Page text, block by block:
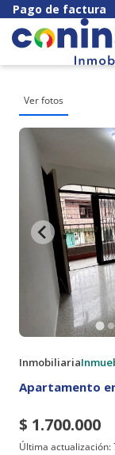
Pago de factura
Ver fotos
Inmobiliaria
Apartamento
$ 1.700.000
Última actualización: